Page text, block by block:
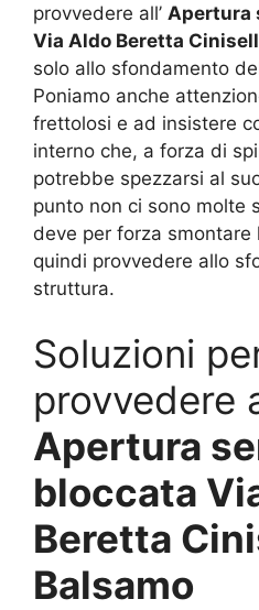
provvedere all’ Apertura
Via Aldo Beretta
solo allo sfondamento
Poniamo anche
frettolosi e ad insistere
interno che, a forza di
potrebbe spezzarsi al
punto non ci sono molte
deve per forza smontare
quindi provvedere allo
struttura.
Soluzioni
provvedere
Apertura
bloccata
Beretta
Balsamo